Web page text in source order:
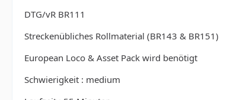
DTG/vR BR111
Streckenübliches Rollmaterial (BR143 & BR151)
European Loco & Asset Pack wird benötigt
Schwierigkeit : medium